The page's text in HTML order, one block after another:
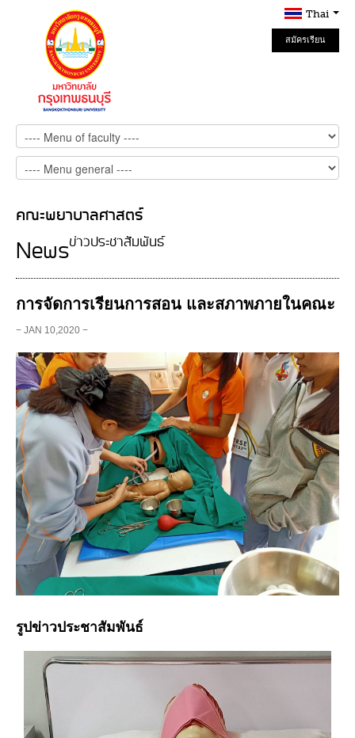
Thai
สมัครเรียน
Online
คณะพยาบาลศาสตร์
ข่าวประชาสัมพันธ์
News
การจัดการเรียนการสอน และสภาพภายในคณะ
− JAN 10,2020 −
รูปข่าวประชาสัมพันธ์